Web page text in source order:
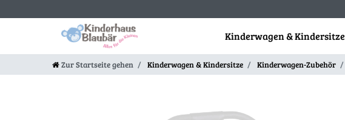
Kinderwagen & Kindersitze
Zur Startseite gehen Kinderwagen & Kindersitze Kinderwagen-Zubehör